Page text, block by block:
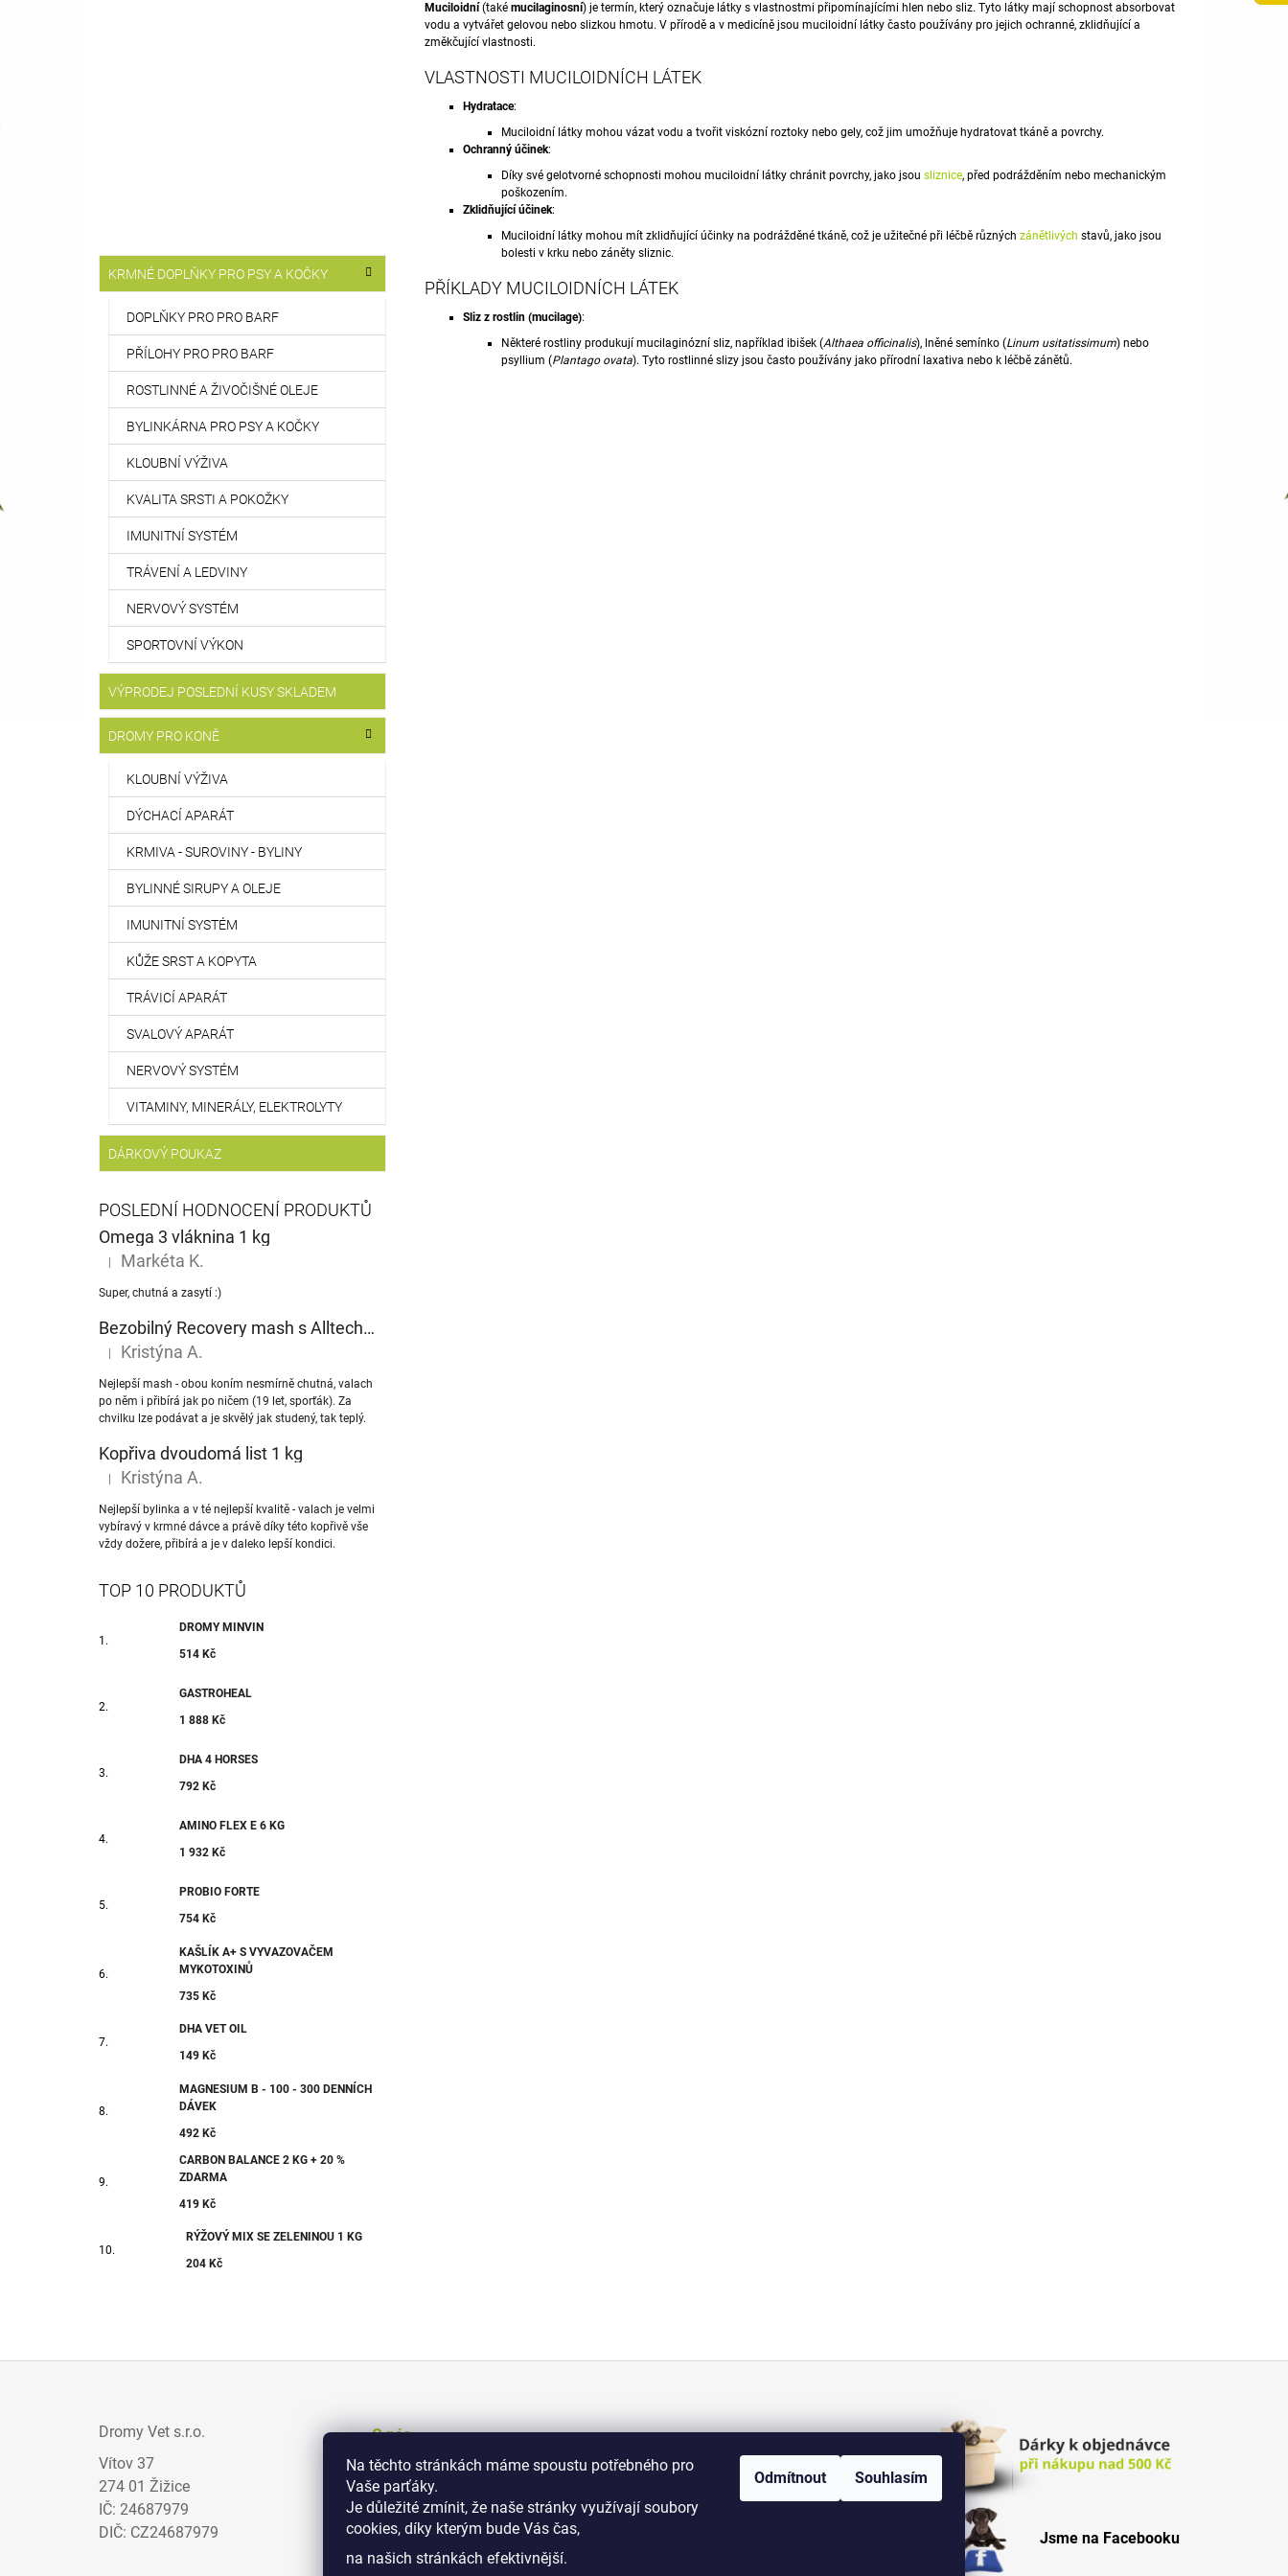
Na těchto stránkách máme spoustu potřebného pro
Vaše parťáky.
Je důležité zmínit, že naše stránky využívají soubory
cookies, díky kterým bude Vás čas,
na našich stránkách efektivnější.
Odmítnout Souhlasím
kategorie
KRMNÉ DOPLŇKY PRO PSY A KOČKY
DOPLŇKY PRO PRO BARF
PŘÍLOHY PRO PRO BARF
ROSTLINNÉ A ŽIVOČIŠNÉ OLEJE
BYLINKÁRNA PRO PSY A KOČKY
KLOUBNÍ VÝŽIVA
KVALITA SRSTI A POKOŽKY
IMUNITNÍ SYSTÉM
TRÁVENÍ A LEDVINY
NERVOVÝ SYSTÉM
SPORTOVNÍ VÝKON
VÝPRODEJ POSLEDNÍ KUSY SKLADEM
DROMY PRO KONĚ
KLOUBNÍ VÝŽIVA
DÝCHACÍ APARÁT
KRMIVA - SUROVINY - BYLINY
BYLINNÉ SIRUPY A OLEJE
IMUNITNÍ SYSTÉM
KŮŽE SRST A KOPYTA
TRÁVICÍ APARÁT
SVALOVÝ APARÁT
NERVOVÝ SYSTÉM
VITAMINY, MINERÁLY, ELEKTROLYTY
DÁRKOVÝ POUKAZ
POSLEDNÍ HODNOCENÍ PRODUKTŮ
Omega 3 vláknina 1 kg
Hodnocení produktu je 5 z 5 hvězdiček.
Markéta K.
Super, chutná a zasytí :)
Bezobilný Recovery mash s Alltech® NuPro nukleotidy
Hodnocení produktu je 5 z 5 hvězdiček.
Kristýna A.
Nejlepší mash - obou koním nesmírně chutná, valach
po něm i přibírá jak po ničem (19 let, sporťák). Za
chvilku lze podávat a je skvělý jak studený, tak teplý.
Kopřiva dvoudomá list 1 kg
Hodnocení produktu je 5 z 5 hvězdiček.
Kristýna A.
Nejlepší bylinka a v té nejlepší kvalitě - valach je velmi
vybíravý v krmné dávce a právě díky této kopřivě vše
vždy dožere, přibírá a je v daleko lepší kondici.
TOP 10 PRODUKTŮ
DROMY MINVIN
514 Kč
GASTROHEAL
1 888 Kč
DHA 4 HORSES
792 Kč
AMINO FLEX E 6 KG
1 932 Kč
PROBIO FORTE
754 Kč
KAŠLÍK A+ S VYVAZOVAČEM
MYKOTOXINŮ
735 Kč
DHA VET OIL
149 Kč
MAGNESIUM B - 100 - 300 DENNÍCH
DÁVEK
492 Kč
CARBON BALANCE 2 KG + 20 %
ZDARMA
419 Kč
RÝŽOVÝ MIX SE ZELENINOU 1 KG
204 Kč
Muciloidní (také mucilaginosní) je termín, který označuje látky s vlastnostmi připomínajícími hlen nebo sliz. Tyto látky mají schopnost absorbovat
vodu a vytvářet gelovou nebo slizkou hmotu. V přírodě a v medicíně jsou muciloidní látky často používány pro jejich ochranné, zklidňující a
změkčující vlastnosti.
VLASTNOSTI MUCILOIDNÍCH LÁTEK
Hydratace:
Muciloidní látky mohou vázat vodu a tvořit viskózní roztoky nebo gely, což jim umožňuje hydratovat tkáně a povrchy.
Ochranný účinek:
Díky své gelotvorné schopnosti mohou muciloidní látky chránit povrchy, jako jsou sliznice, před podrážděním nebo mechanickým
poškozením.
Zklidňující účinek:
Muciloidní látky mohou mít zklidňující účinky na podrážděné tkáně, což je užitečné při léčbě různých zánětlivých stavů, jako jsou
bolesti v krku nebo záněty sliznic.
PŘÍKLADY MUCILOIDNÍCH LÁTEK
Sliz z rostlin (mucilage):
Některé rostliny produkují mucilaginózní sliz, například ibišek (Althaea officinalis), lněné semínko (Linum usitatissimum) nebo
psyllium (Plantago ovata). Tyto rostlinné slizy jsou často používány jako přírodní laxativa nebo k léčbě zánětů.
1 888 Kč
792 Kč
Dromy Vet s.r.o.
Vítov 37
274 01 Žižice
IČ: 24687979
DIČ: CZ24687979
O nás
Prodejci
Zajímavosti
Obchodni podmínky
+420 775 070 513
Jsme na Facebooku